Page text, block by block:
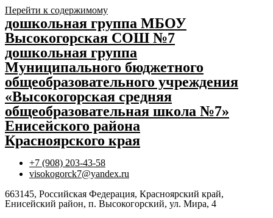
Перейти к содержимому
дошкольная группа МБОУ
Высокогорская СОШ №7
дошкольная группа
Муниципального бюджетного
общеобразовательного учреждения
«Высокогорская средняя
общеобразовательная школа №7»
Енисейского района
Красноярского края
+7 (908) 203-43-58
visokogorck7@yandex.ru
663145, Российская Федерация, Красноярский край,
Енисейский район, п. Высокогорский, ул. Мира, 4